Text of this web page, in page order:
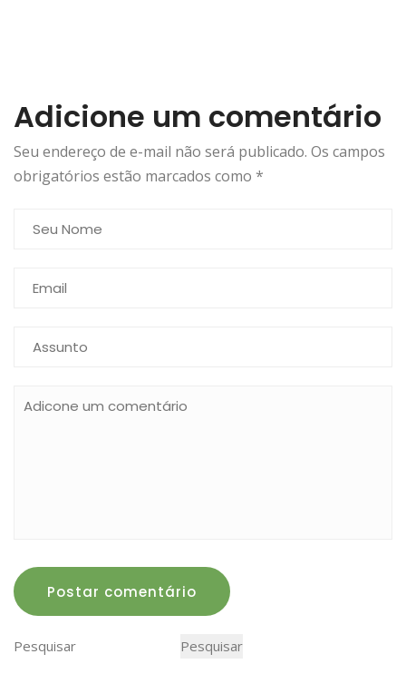
Adicione um comentário
Seu endereço de e-mail não será publicado. Os campos
obrigatórios estão marcados como *
Postar comentário
Pesquisar
Pesquisar